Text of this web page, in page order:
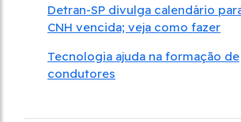
Detran-SP divulga calendário
CNH vencida; veja como fazer
Tecnologia ajuda na formação de
condutores